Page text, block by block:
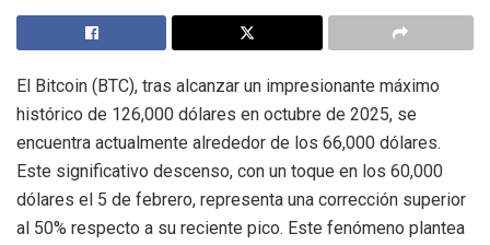
El Bitcoin (BTC), tras alcanzar un impresionante máximo
histórico de 126,000 dólares en octubre de 2025, se
encuentra actualmente alrededor de los 66,000 dólares.
Este significativo descenso, con un toque en los 60,000
dólares el 5 de febrero, representa una corrección superior
al 50% respecto a su reciente pico. Este fenómeno plantea